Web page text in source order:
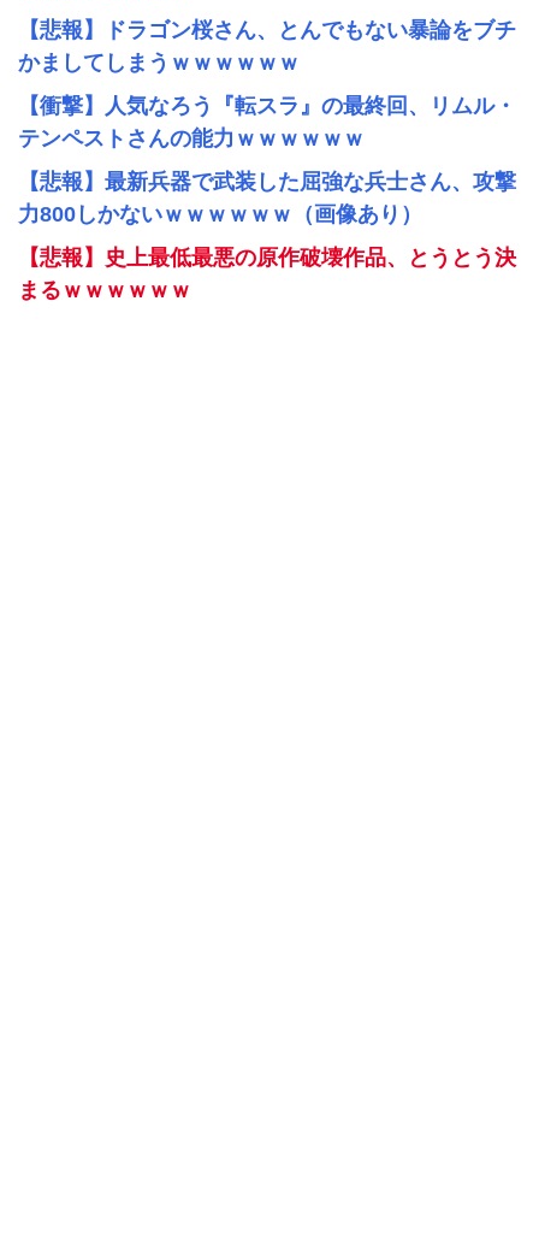
【悲報】ドラゴン桜さん、とんでもない暴論をブチ
かましてしまうｗｗｗｗｗｗ
【衝撃】人気なろう『転スラ』の最終回、リムル・
テンペストさんの能力ｗｗｗｗｗｗ
【悲報】最新兵器で武装した屈強な兵士さん、攻撃
力800しかないｗｗｗｗｗｗ（画像あり）
【悲報】史上最低最悪の原作破壊作品、とうとう決
まるｗｗｗｗｗｗ